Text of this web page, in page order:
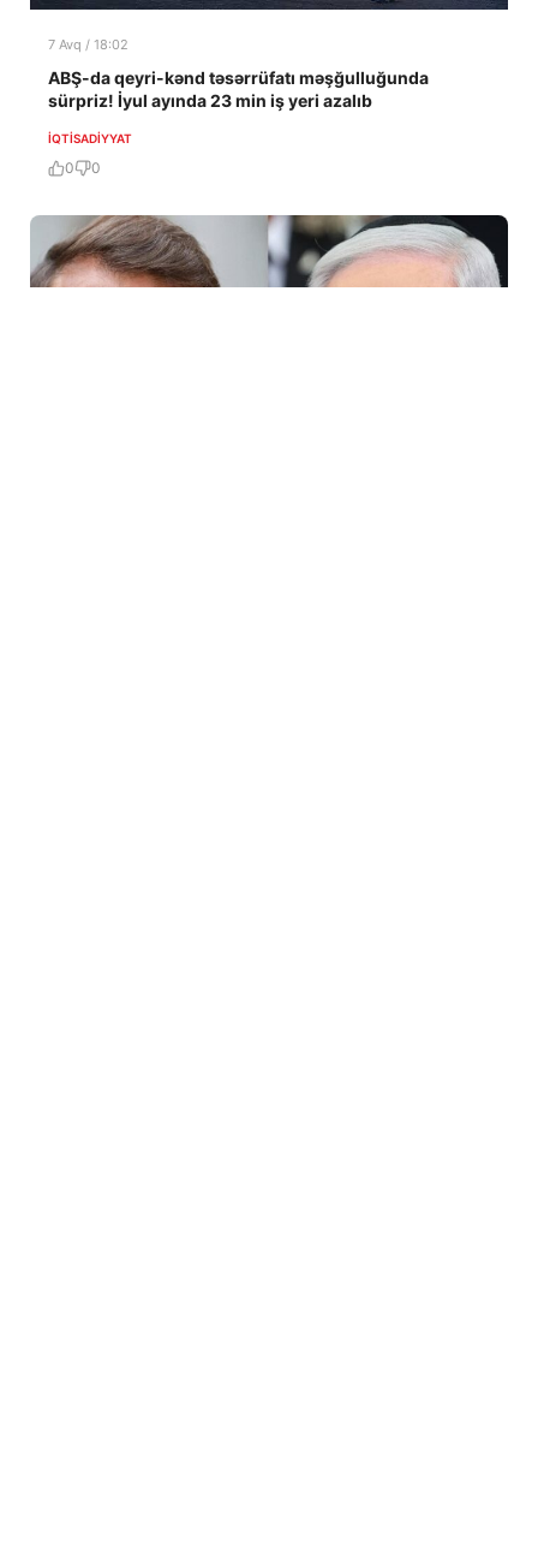
7 Avq / 18:02
ABŞ-da qeyri-kənd təsərrüfatı məşğulluğunda
sürpriz! İyul ayında 23 min iş yeri azalıb
İQTISADIYYAT
0 0